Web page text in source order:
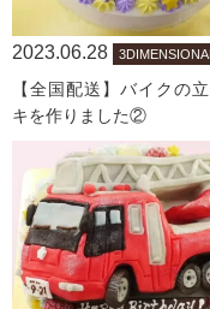
2023.06.28 3DIMENSIONAL
【全国配送】バイクの
キを作りました②